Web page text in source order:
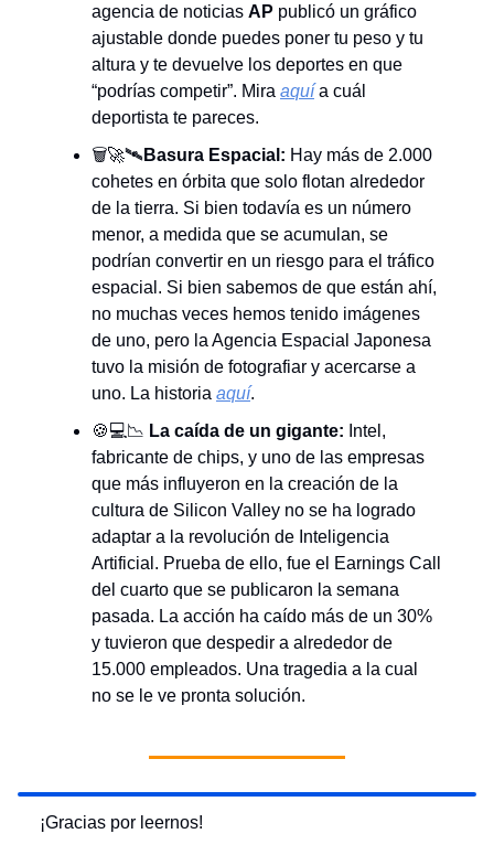
agencia de noticias AP publicó un gráfico
ajustable donde puedes poner tu peso y tu
altura y te devuelve los deportes en que
“podrías competir”. Mira aquía cuál
deportista te pareces.
🗑️🚀🛰️ Basura Espacial: Hay más de 2.000
cohetes en órbita que solo flotan alrededor
de la tierra. Si bien todavía es un número
menor, a medida que se acumulan, se
podrían convertir en un riesgo para el tráfico
espacial. Si bien sabemos de que están ahí,
no muchas veces hemos tenido imágenes
de uno, pero la Agencia Espacial Japonesa
tuvo la misión de fotografiar y acercarse a
uno. La historia aquí.
🍪💻📉 La caída de un gigante: Intel,
fabricante de chips, y uno de las empresas
que más influyeron en la creación de la
cultura de Silicon Valley no se ha logrado
adaptar a la revolución de Inteligencia
Artificial. Prueba de ello, fue el Earnings Call
del cuarto que se publicaron la semana
pasada. La acción ha caído más de un 30%
y tuvieron que despedir a alrededor de
15.000 empleados. Una tragedia a la cual
no se le ve pronta solución.
¡Gracias por leernos!